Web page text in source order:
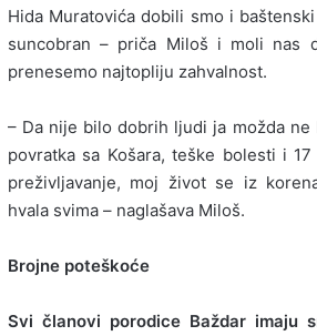
Hida Muratovića dobili smo i
suncobran – priča Miloš i moli nas
prenesemo najtopliju zahvalnost.
– Da nije bilo dobrih ljudi ja možda ne
povratka sa Košara, teške bolesti i
preživljavanje, moj život se iz
hvala svima – naglašava Miloš.
Brojne poteškoće
Svi članovi porodice Baždar imaju